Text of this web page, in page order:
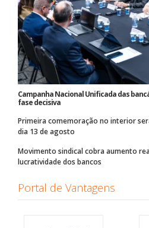
Campanha Nacional Unificada das
fase decisiva
Primeira comemoração no interior
dia 13 de agosto
Movimento sindical cobra aumento
lucratividade dos bancos
Portal de Vantagens